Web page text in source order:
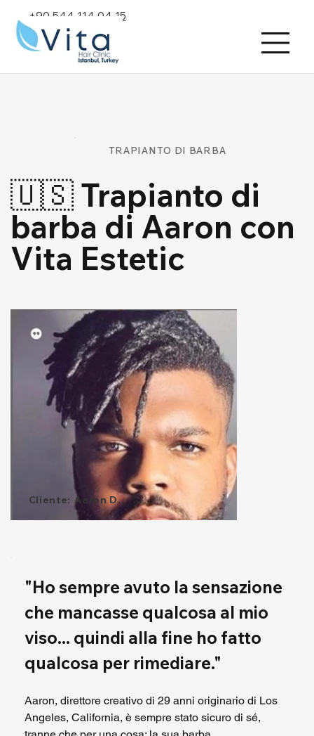
+90 544 114 04 15
TRAPIANTO DI BARBA
🇺🇸 Trapianto di
barba di Aaron con
Vita Estetic
Cliente: Aaron D.
"Ho sempre avuto la sensazione
che mancasse qualcosa al mio
viso... quindi alla fine ho fatto
qualcosa per rimediare."
Aaron, direttore creativo di 29 anni originario di Los
Angeles, California, è sempre stato sicuro di sé,